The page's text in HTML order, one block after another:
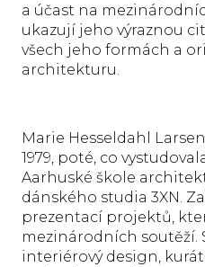
a účast na
ukazují jeho výraznou
všech jeho formách a
architekturu.
Marie Hesseldahl
1979, poté, co
Aarhuské škole
dánského studia 3XN.
prezentací projektů,
mezinárodních soutěží.
interiérový design,